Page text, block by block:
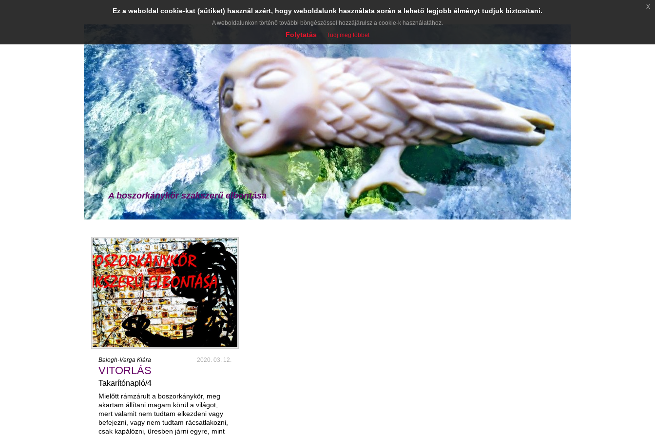
A boszorkánykör szakszerű elbontása
Balogh-Varga Klára 2020. 03. 12.
VITORLÁS
Takarítónapló/4
Mielőtt rámzárult a boszorkánykör, meg
akartam állítani magam körül a világot,
mert valamit nem tudtam elkezdeni vagy
befejezni, vagy nem tudtam rácsatlakozni,
csak kapálózni, üresben járni egyre, mint
Ez a weboldal cookie-kat (sütiket) használ azért, hogy weboldalunk használata során a lehető legjobb élményt tudjuk biztosítani.
A weboldalunkon történő további böngészéssel hozzájárulsz a cookie-k használatához.
Folytatás Tudj meg többet
x